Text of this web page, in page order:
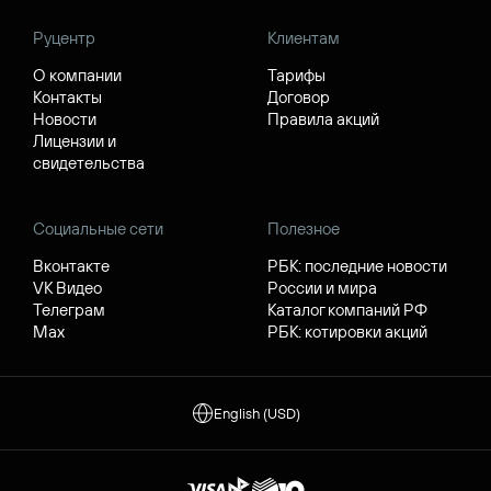
Руцентр
О компании
Контакты
Новости
Лицензии и
свидетельства
Клиентам
Тарифы
Договор
Правила акций
Социальные сети
Вконтакте
VK Видео
Телеграм
Max
Полезное
РБК: последние новости
России и мира
Каталог компаний РФ
РБК: котировки акций
English (USD)